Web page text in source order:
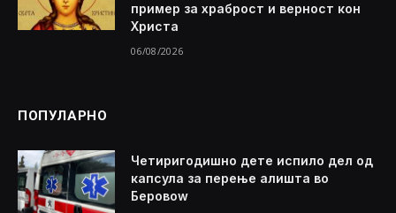
пример за храброст и верност кон
Христа
06/08/2026
ПОПУЛАРНО
Четиригодишно дете испило дел од
капсула за перење алишта во
Беровоw